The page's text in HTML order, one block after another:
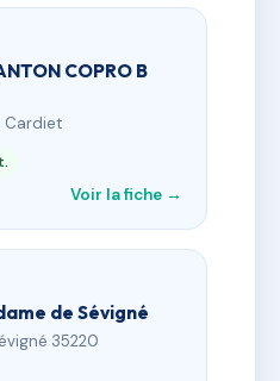
COPRO B
Cardiet
Voir la fiche →
de Sévigné
35220